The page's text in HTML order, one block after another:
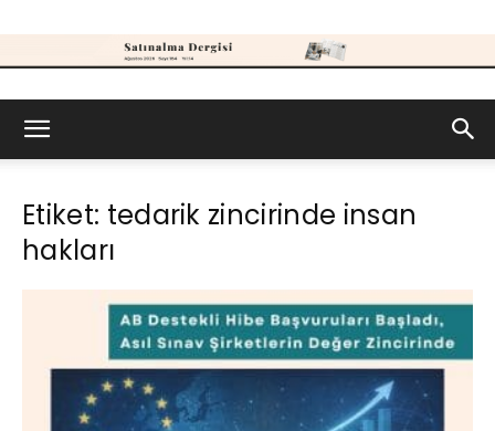
Dergisi
Etiket: tedarik zincirinde insan
hakları